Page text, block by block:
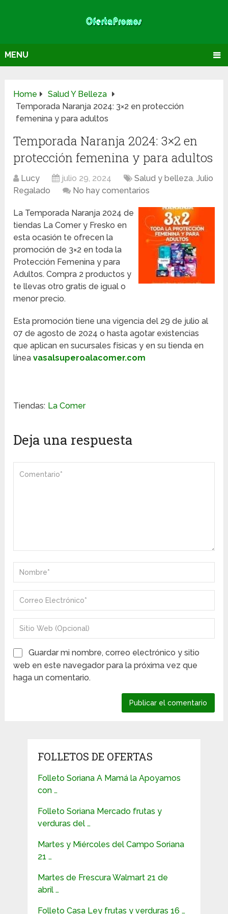
MENU
Home
Salud Y Belleza
Temporada Naranja 2024: 3×2 en protección
femenina y para adultos
Temporada Naranja 2024: 3×2 en
protección femenina y para adultos
Lucy julio 29, 2024 Salud y belleza,Julio
Regalado
No hay comentarios
La Temporada Naranja 2024 de
tiendas La Comer y Fresko en
esta ocasión te ofrecen la
promoción de 3×2 en toda la
Protección Femenina y para
Adultos. Compra 2 productos y
te llevas otro gratis de igual o
menor precio.
Esta promoción tiene una vigencia del 29 de julio al
07 de agosto de 2024 o hasta agotar existencias
que aplican en sucursales físicas y en su tienda en
líneavasalsuperoalacomer.com
Tiendas: La Comer
Deja una respuesta
Guardar mi nombre, correo electrónico y sitio
web en este navegador para la próxima vez que
haga un comentario.
FOLLETOS DE OFERTAS
Folleto Soriana A Mamá la Apoyamos
con …
Folleto Soriana Mercado frutas y
verduras del …
Martes y Miércoles del Campo Soriana
21 …
Martes de Frescura Walmart 21 de
abril …
Folleto Casa Ley frutas y verduras 16 …